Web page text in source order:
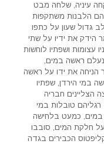
עיניה, שלחה מבט
הלבנות משתקפות
גדול שעון על כתפו
הידק את ידיו על שתי
עצומות ושפתיו לוחשות
ראשה במים,
הניחה את ידו על ראשה
במי הירדן, שפתיו
הצליינים חבריה
טובלות במי
במים, כמעט בלחישה
על חלקת המים, סובבו
הכבירים בגדה